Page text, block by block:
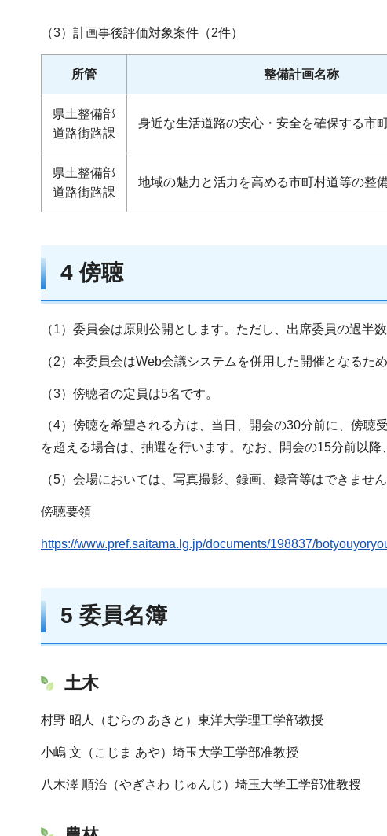
（3）計画事後評価対象案件（2件）
所管 整備計画名称
県土整備部
道路街路課
身近な生活道路の安心・安全を確保する市
県土整備部
道路街路課
地域の魅力と活力を高める市町村道等の整
4 傍聴
（1）委員会は原則公開とします。ただし、出席委員の過半
（2）本委員会はWeb会議システムを併用した開催となるた
（3）傍聴者の定員は5名です。
（4）傍聴を希望される方は、当日、開会の30分前に、傍
を超える場合は、抽選を行います。なお、開会の15分前以降
（5）会場においては、写真撮影、録画、録音等はできませ
傍聴要領
https://www.pref.saitama.lg.jp/documents/198837/
5 委員名簿
土木
村野 昭人（むらの あきと）東洋大学理工学部教授
小嶋 文（こじま あや）埼玉大学工学部准教授
八木澤 順治（やぎさわ じゅんじ）埼玉大学工学部准教授